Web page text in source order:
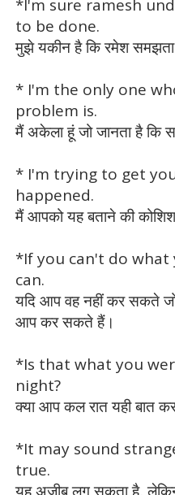
*I'm sure ramesh
to be done.
मुझे यकीन है कि रमेश
* I'm the only one
problem is.
मैं अकेला हूं जो जानता है कि
* I'm trying to get
happened.
मैं आपको यह बताने की
*If you can't do
can.
यदि आप वह नहीं कर सकते
आप कर सकते हैं।
*Is that what you
night?
क्या आप कल रात यही बात
*It may sound
true.